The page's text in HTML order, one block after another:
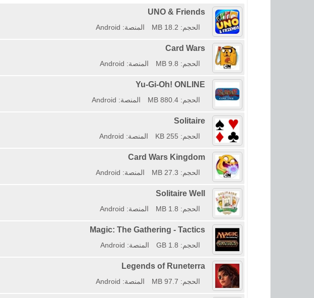
UNO & Friends
الحجم: 18.2 MB المنصة: Android
Card Wars
الحجم: 9.8 MB المنصة: Android
Yu-Gi-Oh! ONLINE
الحجم: 880.4 MB المنصة: Android
Solitaire
الحجم: 255 KB المنصة: Android
Card Wars Kingdom
الحجم: 27.3 MB المنصة: Android
Solitaire Well
الحجم: 1.8 MB المنصة: Android
Magic: The Gathering - Tactics
الحجم: 1.8 GB المنصة: Android
Legends of Runeterra
الحجم: 97.7 MB المنصة: Android